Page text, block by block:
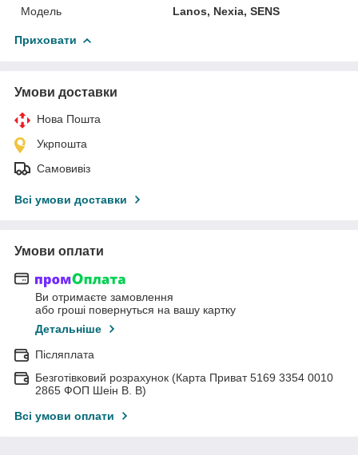
Мoдель
Lanos, Nexia, SENS
Приховати
Умови доставки
Нова Пошта
Укрпошта
Самовивіз
Всі умови доставки
Умови оплати
Ви отримаєте замовлення
або гроші повернуться на вашу картку
Детальніше
Післяплата
Безготівковий розрахунок (Карта Приват 5169 3354 0010
2865 ФОП Шеін В. В)
Всі умови оплати